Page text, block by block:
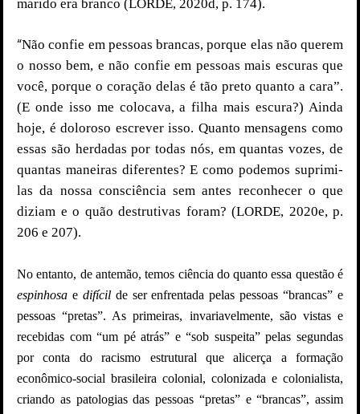
marido era branco (LORDE, 2020d, p. 174).
“Não confie em pessoas brancas, porque elas não querem
o nosso bem, e não confie em pessoas mais escuras que
você, porque o coração delas é tão preto quanto a cara”.
(E onde isso me colocava, a filha mais escura?) Ainda
hoje, é doloroso escrever isso. Quanto mensagens como
essas são herdadas por todas nós, em quantas vozes, de
quantas maneiras diferentes? E como podemos suprimi-
las da nossa consciência sem antes reconhecer o que
diziam e o quão destrutivas foram? (LORDE, 2020e, p.
206 e 207).
No entanto, de antemão, temos ciência do quanto essa questão é
espinhosa e difícilde ser enfrentada pelas pessoas “brancas” e
pessoas “pretas”. As primeiras, invariavelmente, são vistas e
recebidas com “um pé atrás” e “sob suspeita” pelas segundas
por conta do racismo estrutural que alicerça a formação
econômico-social brasileira colonial, colonizada e colonialista,
criando as patologias das pessoas “pretas” e “brancas”, assim